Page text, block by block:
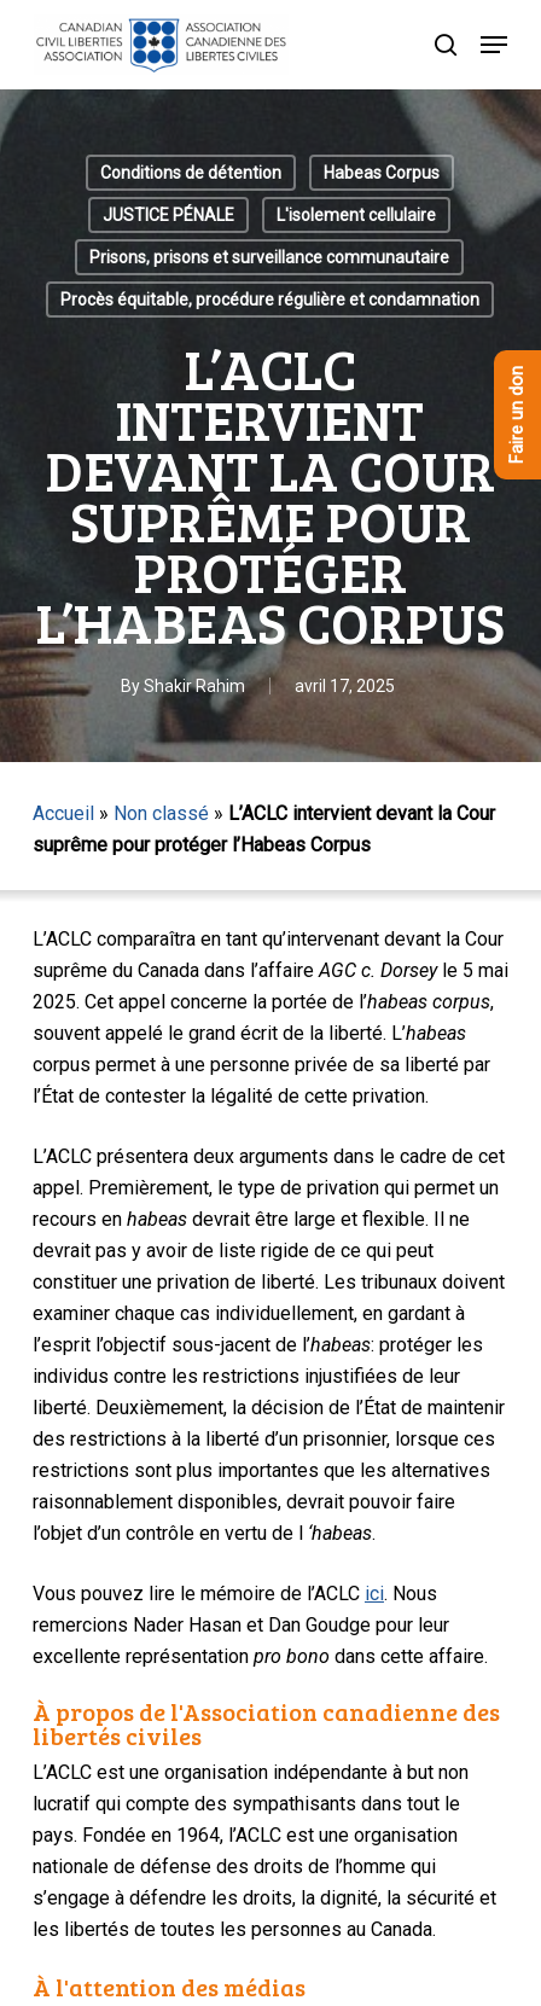
content
recherche
Menu
Conditions de détention Habeas Corpus
JUSTICE PÉNALE L'isolement cellulaire
Prisons, prisons et surveillance communautaire
Procès équitable, procédure régulière et condamnation
L’ACLC
INTERVIENT
DEVANT LA COUR
SUPRÊME POUR
PROTÉGER
L’HABEAS CORPUS
By Shakir Rahim avril 17, 2025
Accueil» Non classé» L’ACLC intervient devant la Cour
suprême pour protéger l’Habeas Corpus
L’ACLC comparaîtra en tant qu’intervenant devant la Cour
suprême du Canada dans l’affaireAGC c. Dorseyle 5 mai
2025. Cet appel concerne la portée de l’habeas corpus,
souvent appelé le grand écrit de la liberté. L’habeas
corpus permet à une personne privée de sa liberté par
l’État de contester la légalité de cette privation.
L’ACLC présentera deux arguments dans le cadre de cet
appel. Premièrement, le type de privation qui permet un
recours en habeasdevrait être large et flexible. Il ne
devrait pas y avoir de liste rigide de ce qui peut
constituer une privation de liberté. Les tribunaux doivent
examiner chaque cas individuellement, en gardant à
l’esprit l’objectif sous-jacent de l’habeas: protéger les
individus contre les restrictions injustifiées de leur
liberté. Deuxièmement, la décision de l’État de maintenir
des restrictions à la liberté d’un prisonnier, lorsque ces
restrictions sont plus importantes que les alternatives
raisonnablement disponibles, devrait pouvoir faire
l’objet d’un contrôle en vertu de l ‘habeas.
Vous pouvez lire le mémoire de l’ACLC ici. Nous
remercions Nader Hasan et Dan Goudge pour leur
excellente représentation pro bono dans cette affaire.
À propos de l'Association canadienne des
libertés civiles
L’ACLC est une organisation indépendante à but non
lucratif qui compte des sympathisants dans tout le
pays. Fondée en 1964, l’ACLC est une organisation
nationale de défense des droits de l’homme qui
s’engage à défendre les droits, la dignité, la sécurité et
les libertés de toutes les personnes au Canada.
À l'attention des médias
Menu
Faire un don